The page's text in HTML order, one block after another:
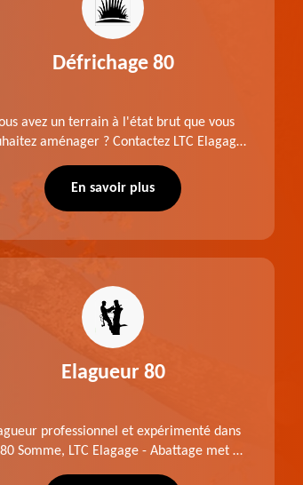
Défrichage 80
avez un terrain à l'état brut que vous
aménager ? Contactez LTC Elagage
Somme. Travail suivant les règles de l'art.
En savoir plus
Elagueur 80
professionnel et expérimenté dans
Somme, LTC Elagage - Abattage met à